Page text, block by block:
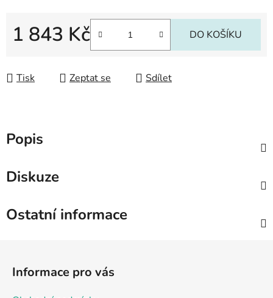
1 843 Kč DO KOŠÍKU
Tisk Zeptat se Sdílet
Popis
Diskuze
Ostatní informace
Informace pro vás